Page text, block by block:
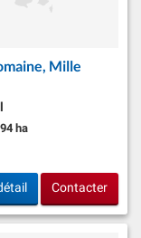
Mille
du terrain:
ha
Contacter